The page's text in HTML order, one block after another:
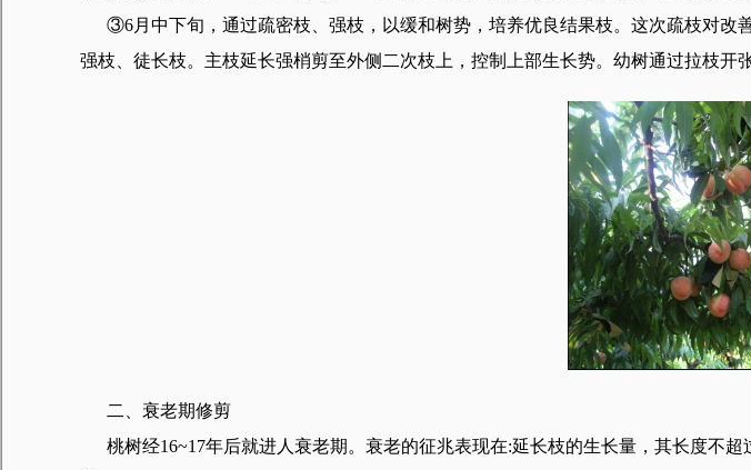
③6月中下旬，通过疏密枝、强枝，以缓和树势，培养优良结果枝。这次疏枝对改
强枝、徒长枝。主枝延长强梢剪至外侧二次枝上，控制上部生长势。幼树通过拉枝开
二、衰老期修剪
桃树经16~17年后就进人衰老期。衰老的征兆表现在:延长枝的生长量，其长度不